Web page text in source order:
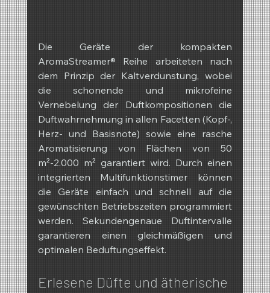
Die Geräte der kompakten
AromaStreamer® Reihe arbeiteten nach
dem Prinzip der Kaltverdunstung, wobei
die schonende und mikrofeine
Vernebelung der Duftkompositionen die
Duftwahrnehmung in allen Facetten (Kopf-,
Herz- und Basisnote) sowie eine rasche
Aromatisierung von Flächen von 50
m²-2.000 m² garantiert wird. Durch einen
integrierten Multifunktionstimer können
die Geräte einfach und schnell auf die
gewünschten Betriebszeiten programmiert
werden. Sekundengenaue Duftintervalle
garantieren einen gleichmäßigen und
optimalen Beduftungseffekt.
Erlesene Düfte und ätherische